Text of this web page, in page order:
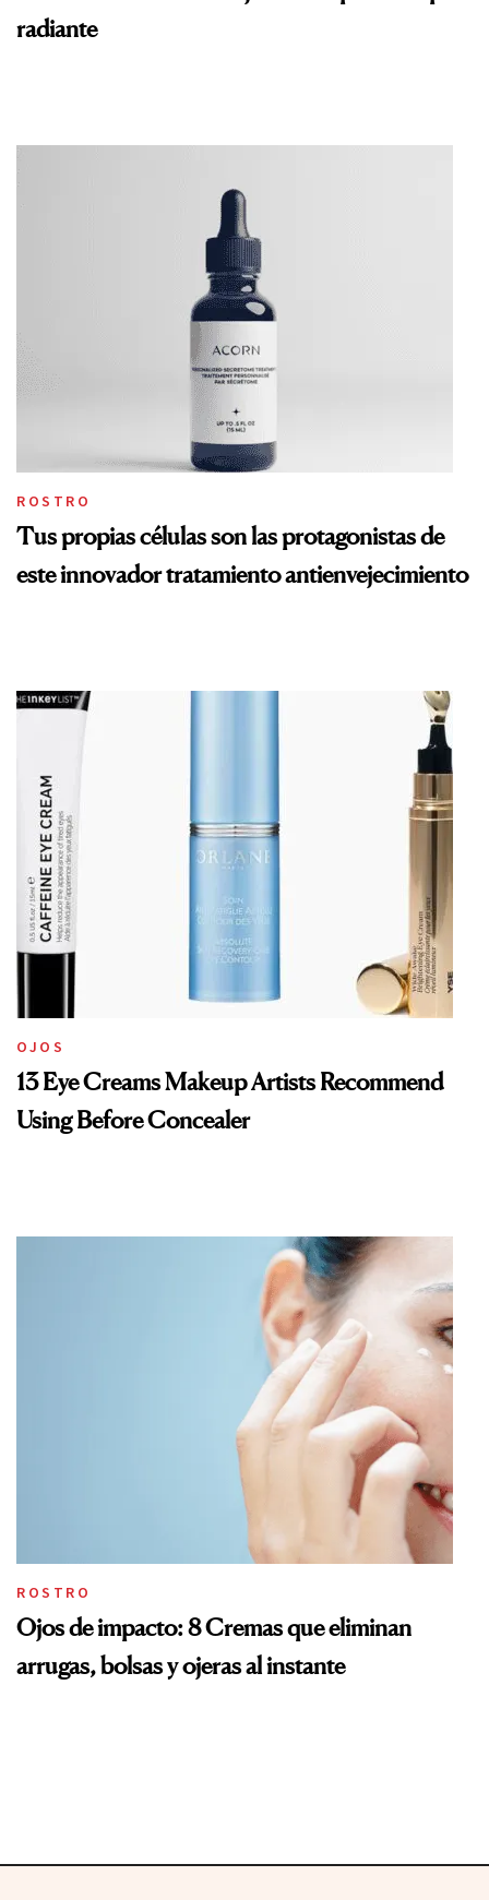
radiante
ROSTRO
Tus propias células son las protagonistas de
este innovador tratamiento antienvejecimiento
OJOS
13 Eye Creams Makeup Artists Recommend
Using Before Concealer
ROSTRO
Ojos de impacto: 8 Cremas que eliminan
arrugas, bolsas y ojeras al instante